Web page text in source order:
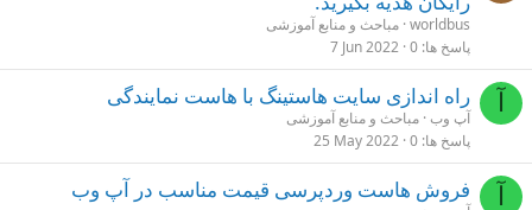
worldbus مباحث و منابع آموزشی
پاسخ ها 0
7 Jun 2022
آ راه اندازی سایت هاستینگ با هاست نمایندگی
آپ وب مباحث و منابع آموزشی
پاسخ ها 0
25 May 2022
آ فروش هاست وردپرسی قیمت مناسب در آپ وب